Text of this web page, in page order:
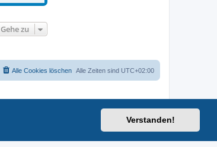
Verstanden!
Gehe zu
Alle Zeiten sind UTC+02:00
Alle Cookies löschen